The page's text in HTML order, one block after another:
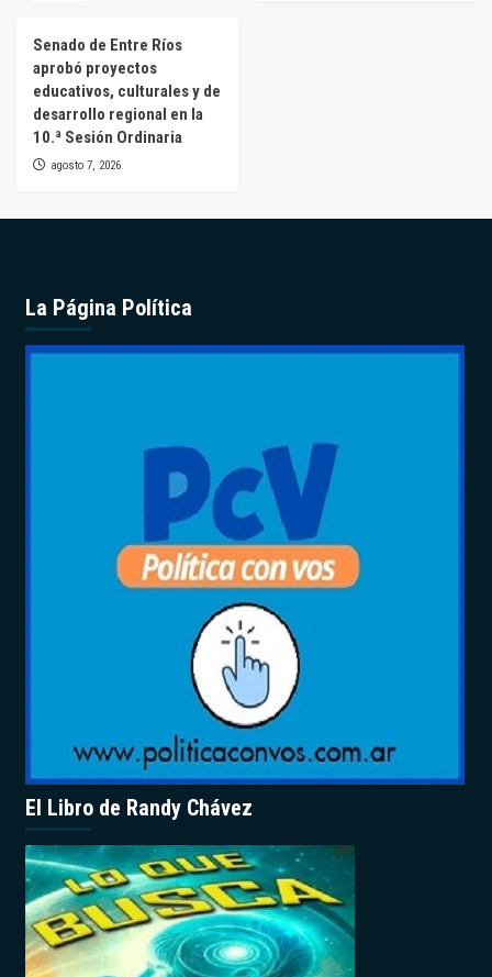
Senado de Entre Ríos
aprobó proyectos
educativos, culturales y de
desarrollo regional en la
10.ª Sesión Ordinaria
agosto 7, 2026
La Página Política
El Libro de Randy Chávez